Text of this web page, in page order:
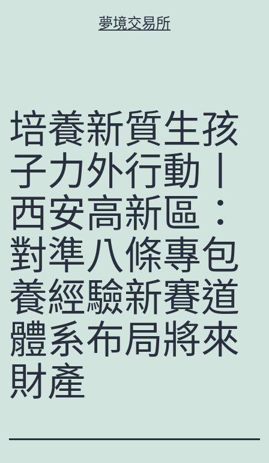
夢境交易所
培養新質生孩
子力外行動丨
西安高新區：
對準八條專包
養經驗新賽道
體系布局將來
財產